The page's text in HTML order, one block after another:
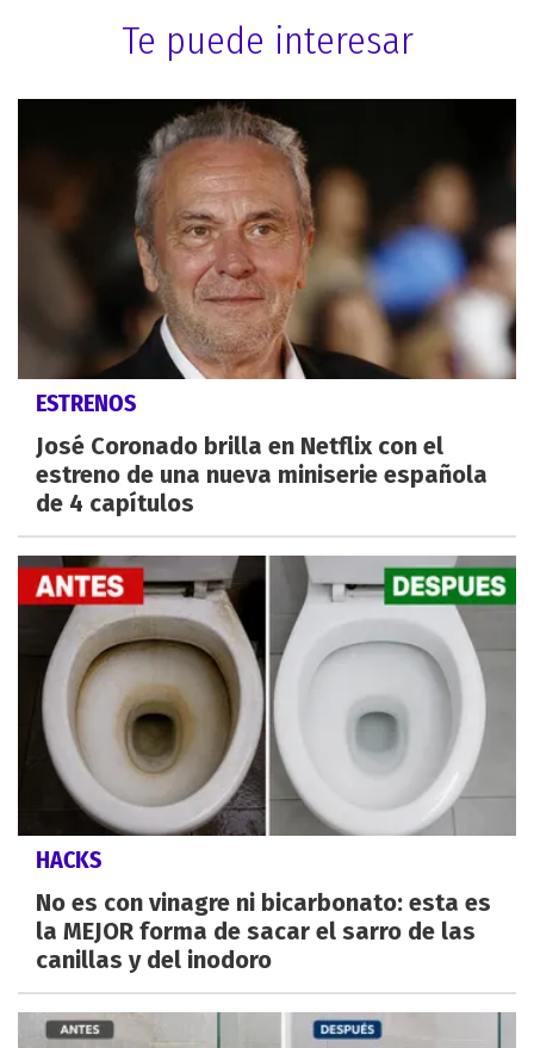
Te puede interesar
ESTRENOS
José Coronado brilla en Netflix con el
estreno de una nueva miniserie española
de 4 capítulos
HACKS
No es con vinagre ni bicarbonato: esta es
la MEJOR forma de sacar el sarro de las
canillas y del inodoro